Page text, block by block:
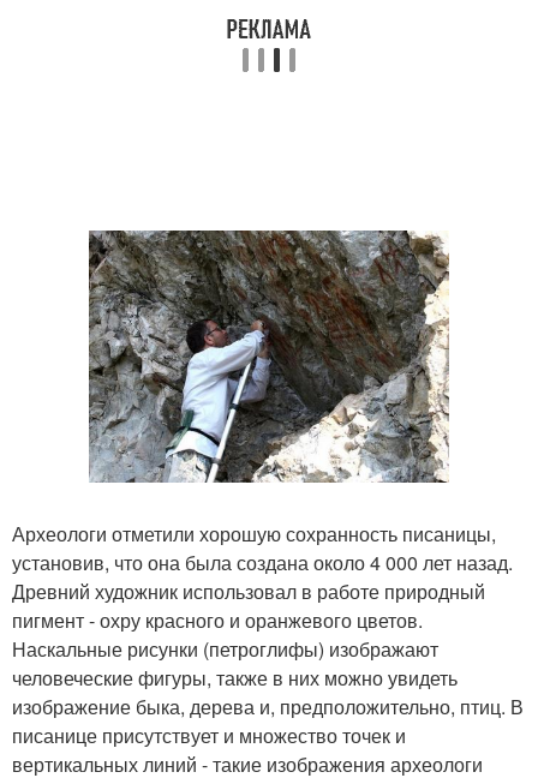
Археологи отметили хорошую сохранность писаницы,
установив, что она была создана около 4 000 лет назад.
Древний художник использовал в работе природный
пигмент - охру красного и оранжевого цветов.
Наскальные рисунки (петроглифы) изображают
человеческие фигуры, также в них можно увидеть
изображение быка, дерева и, предположительно, птиц. В
писанице присутствует и множество точек и
вертикальных линий - такие изображения археологи